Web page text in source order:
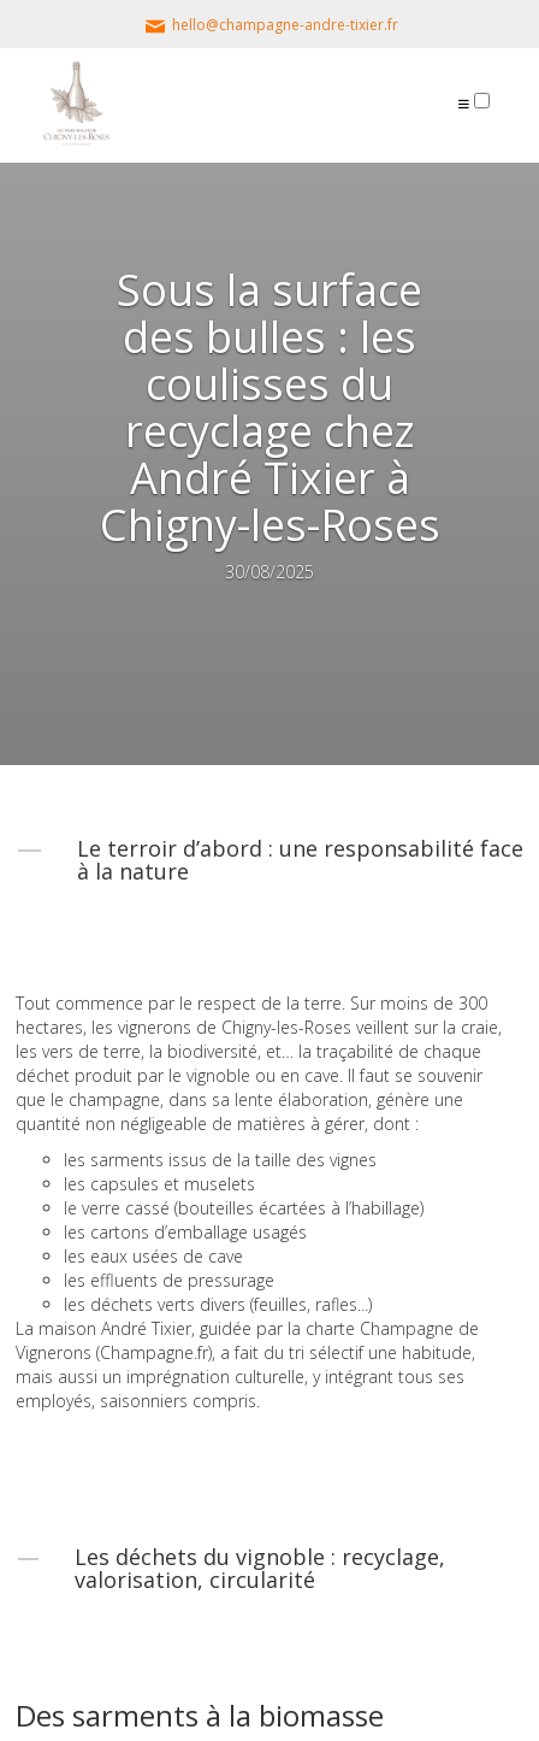
hello@champagne-andre-tixier.fr
Sous la surface
des bulles : les
coulisses du
recyclage chez
André Tixier à
Chigny-les-Roses
30/08/2025
Le terroir d’abord : une responsabilité face
à la nature
Tout commence par le respect de la terre. Sur moins de 300
hectares, les vignerons de Chigny-les-Roses veillent sur la craie,
les vers de terre, la biodiversité, et… la traçabilité de chaque
déchet produit par le vignoble ou en cave. Il faut se souvenir
que le champagne, dans sa lente élaboration, génère une
quantité non négligeable de matières à gérer, dont :
les sarments issus de la taille des vignes
les capsules et muselets
le verre cassé (bouteilles écartées à l’habillage)
les cartons d’emballage usagés
les eaux usées de cave
les effluents de pressurage
les déchets verts divers (feuilles, rafles...)
La maison André Tixier, guidée par la charte Champagne de
Vignerons (Champagne.fr), a fait du tri sélectif une habitude,
mais aussi un imprégnation culturelle, y intégrant tous ses
employés, saisonniers compris.
Les déchets du vignoble : recyclage,
valorisation, circularité
Des sarments à la biomasse